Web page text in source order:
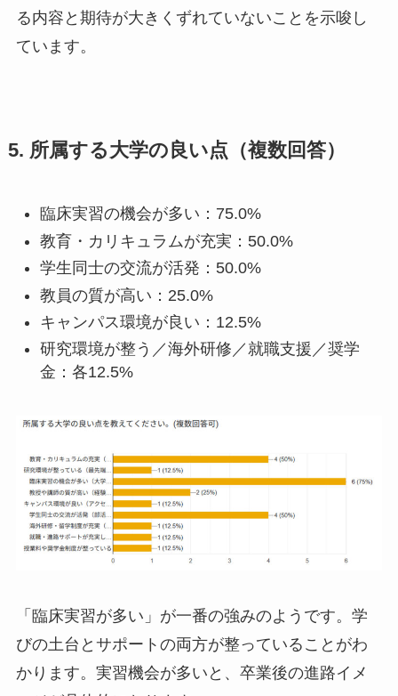
る内容と期待が大きくずれていないことを示唆し
ています。
5. 所属する大学の良い点（複数回答）
臨床実習の機会が多い：75.0%
教育・カリキュラムが充実：50.0%
学生同士の交流が活発：50.0%
教員の質が高い：25.0%
キャンパス環境が良い：12.5%
研究環境が整う／海外研修／就職支援／奨学
金：各12.5%
「臨床実習が多い」が一番の強みのようです。学
びの土台とサポートの両方が整っていることがわ
かります。実習機会が多いと、卒業後の進路イメ